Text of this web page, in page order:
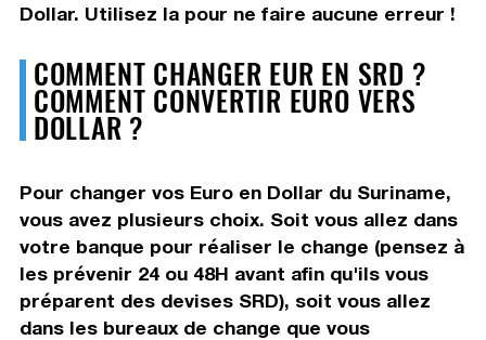
Dollar. Utilisez la pour ne faire aucune erreur !
COMMENT CHANGER EUR EN SRD ?
COMMENT CONVERTIR EURO VERS
DOLLAR ?
Pour changer vos Euro en Dollar du Suriname,
vous avez plusieurs choix. Soit vous allez dans
votre banque pour réaliser le change (pensez à
les prévenir 24 ou 48H avant afin qu'ils vous
préparent des devises SRD), soit vous allez
dans les bureaux de change que vous